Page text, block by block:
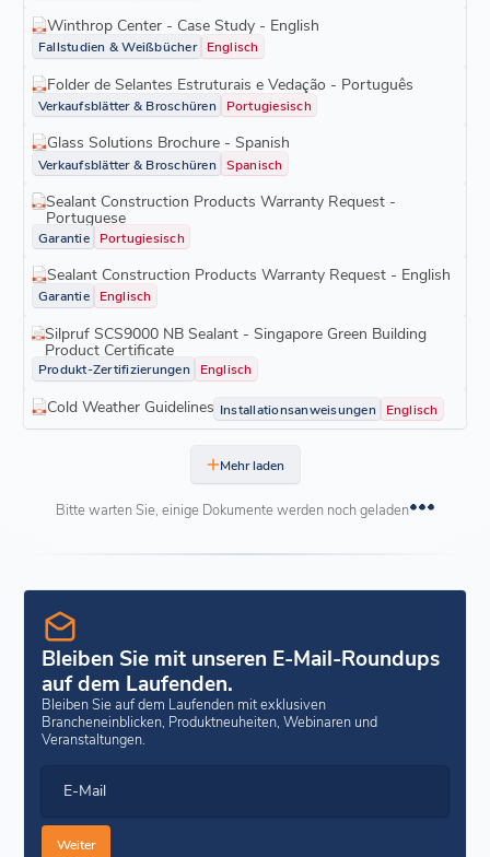
Winthrop Center - Case Study - English
Fallstudien & Weißbücher Englisch
Folder de Selantes Estruturais e Vedação - Português
Verkaufsblätter & Broschüren Portugiesisch
Glass Solutions Brochure - Spanish
Verkaufsblätter & Broschüren Spanisch
Sealant Construction Products Warranty Request -
Portuguese
Garantie Portugiesisch
Sealant Construction Products Warranty Request - English
Garantie Englisch
Silpruf SCS9000 NB Sealant - Singapore Green Building
Product Certificate
Produkt-Zertifizierungen Englisch
Cold Weather Guidelines Installationsanweisungen Englisch
Mehr laden
Bitte warten Sie, einige Dokumente werden noch geladen
Bleiben Sie mit unseren E-Mail-Roundups
auf dem Laufenden.
Bleiben Sie auf dem Laufenden mit exklusiven
Brancheneinblicken, Produktneuheiten, Webinaren und
Veranstaltungen.
E-Mail
Weiter